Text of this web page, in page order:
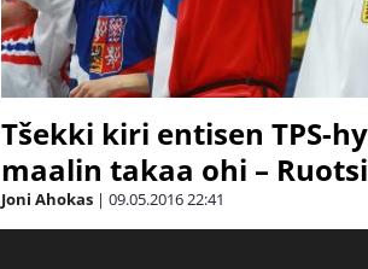
Tšekki kiri entisen TPS-
maalin takaa ohi –
Joni Ahokas | 09.05.201622:41